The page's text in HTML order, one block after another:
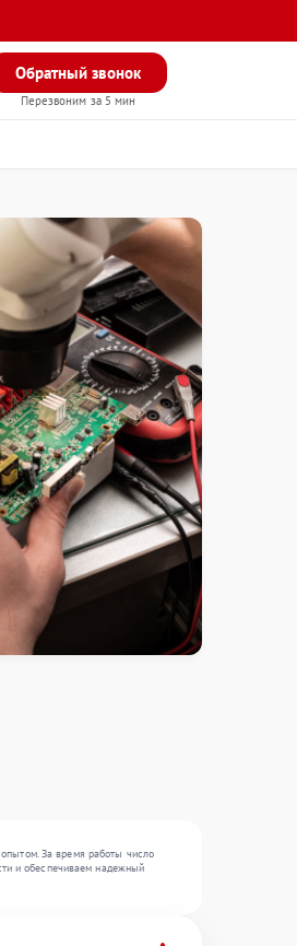
Обратный звонок
Перезвоним за 5 мин
За время работы число
и обеспечиваем надежный